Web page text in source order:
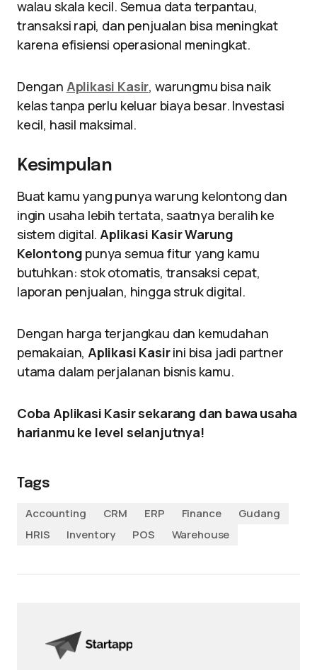
walau skala kecil. Semua data terpantau,
transaksi rapi, dan penjualan bisa meningkat
karena efisiensi operasional meningkat.
Dengan Aplikasi Kasir, warungmu bisa naik
kelas tanpa perlu keluar biaya besar. Investasi
kecil, hasil maksimal.
Kesimpulan
Buat kamu yang punya warung kelontong dan
ingin usaha lebih tertata, saatnya beralih ke
sistem digital.Aplikasi Kasir Warung
Kelontong punya semua fitur yang kamu
butuhkan: stok otomatis, transaksi cepat,
laporan penjualan, hingga struk digital.
Dengan harga terjangkau dan kemudahan
pemakaian,Aplikasi Kasirini bisa jadi partner
utama dalam perjalanan bisnis kamu.
Coba Aplikasi Kasir sekarang dan bawa usaha
harianmu ke level selanjutnya!
Tags
Accounting
CRM ERP Finance
Gudang
HRIS
Inventory POS Warehouse